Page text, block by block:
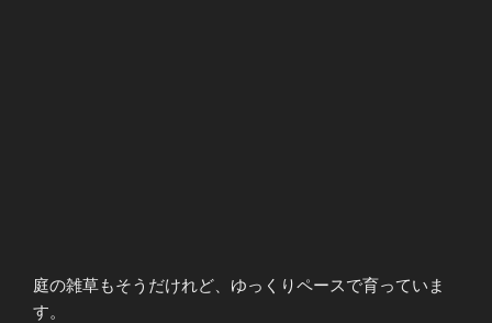
庭の雑草もそうだけれど、ゆっくりペースで育っていま
す。